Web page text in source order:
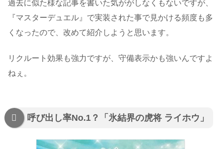
過去に似た様な記事を書いた気ががしなくもないですが、
『マスターデュエル』で実装された事で見かける頻度も多
くなったので、改めて紹介しようと思います。
リクルート効果も強力ですが、守備表示かも強いんですよ
ねぇ。
呼び出し率No.1？「氷結界の虎将 ライホウ」